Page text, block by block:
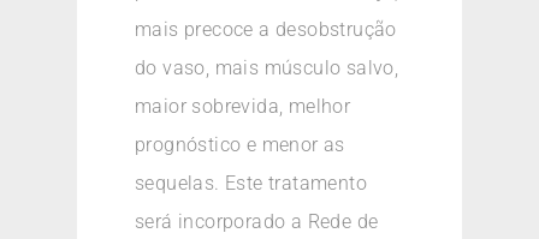
mais precoce a desobstrução
do vaso, mais músculo salvo,
maior sobrevida, melhor
prognóstico e menor as
sequelas. Este tratamento
será incorporado a Rede de